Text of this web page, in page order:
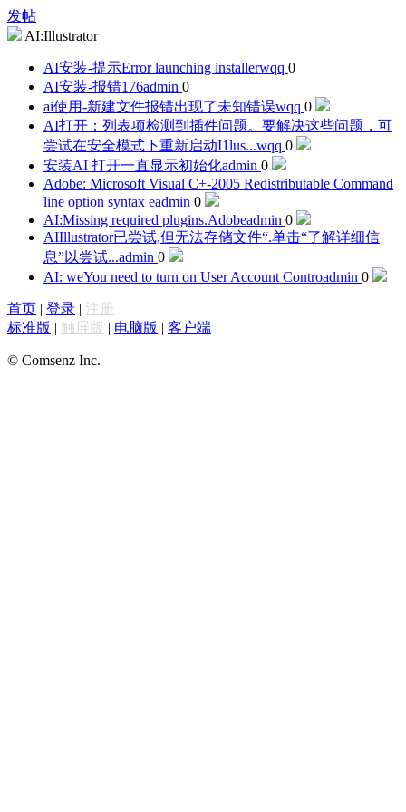
发帖
AI:Illustrator
AI安装-提示Error launching installerwqq 0
AI安装-报错176admin 0
ai使用-新建文件报错出现了未知错误wqq 0
AI打开：列表项检测到插件问题。要解决这些问题，可
尝试在安全模式下重新启动I1lus...wqq 0
安装AI 打开一直显示初始化admin 0
Adobe: Microsoft Visual C+-2005 Redistributable Command
line option syntax eadmin 0
AI:Missing required plugins.Adobeadmin 0
AIIllustrator已尝试,但无法存储文件“.单击“了解详细信
息”以尝试...admin 0
AI: weYou need to turn on User Account Controadmin 0
首页 | 登录 | 注册
标准版 | 触屏版 | 电脑版 | 客户端
© Comsenz Inc.